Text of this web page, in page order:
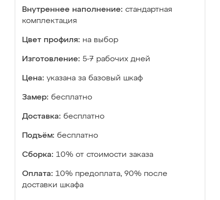
Внутреннее наполнение: стандартная
комплектация
Цвет профиля: на выбор
Изготовление: 5-7 рабочих дней
Цена: указана за базовый шкаф
Замер: бесплатно
Доставка: бесплатно
Подъём: бесплатно
Сборка: 10% от стоимости заказа
Оплата: 10% предоплата, 90% после
доставки шкафа